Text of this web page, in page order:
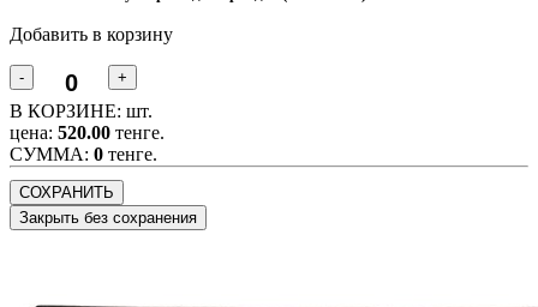
Добавить в корзину
- +
В КОРЗИНЕ: шт.
цена: 520.00 тенге.
CУММА: 0 тенге.
СОХРАНИТЬ
Закрыть без сохранения